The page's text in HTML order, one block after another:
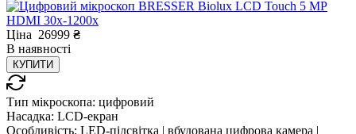
Ціна 26999 ₴
В наявності
КУПИТИ
Тип мікроскопа: цифровий
Насадка: LCD-екран
Особливість: LED-підсвітка | вбудована цифрова камера |